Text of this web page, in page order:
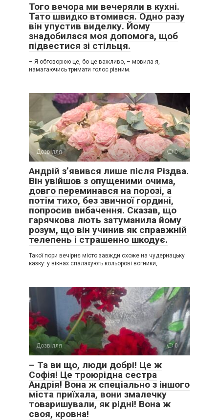
Того вечора ми вечеряли в кухні.
Тато швидко втомився. Одно разу
він упустив виделку. Йому
знадобилася моя допомога, щоб
підвестися зі стільця.
– Я обговорюю це, бо це важливо, – мовила я,
намагаючись тримати голос рівним.
Дозвілля 0
Андрій з’явився лише після Різдва.
Він увійшов з опущеними очима,
довго переминався на порозі, а
потім тихо, без звичної гордині,
попросив вибачення. Сказав, що
гарячкова лють затуманила йому
розум, що він учинив як справжній
телепень і страшенно шкодує.
Такої пори вечірнє місто завжди схоже на чудернацьку
казку: у вікнах спалахують кольорові вогники,
Дозвілля 0
– Та ви що, люди добрі! Це ж
Софія! Це троюрідна сестра
Андрія! Вона ж спеціально з іншого
міста приїхала, вони змалечку
товаришували, як рідні! Вона ж
своя, кровна!